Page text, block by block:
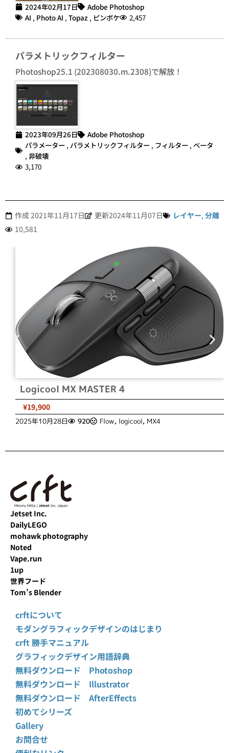
2024年02月17日
Adobe Photoshop
AI , Photo AI , Topaz , ピンボケ 2,457
パラメトリックフィルター
Photoshop25.1 (202308030.m.2308)で解放！
2023年09月26日
Adobe Photoshop
パラメーター , パラメトリックフィルター , フィルター , ベータ
, 非破壊
3,170
作成2021年11月17日 更新2024年11月07日 レイヤー, 分離
10,581
Logicool MX MASTER 4
¥19,900
2025年10月28日 920 Flow, logicool, MX4
Jetset Inc.
DailyLEGO
mohawk photography
Noted
Vape.run
1up
世界フード
Tom’s Blender
crftについて
モダングラフィックデザインのはじまり
crft 勝手マニュアル
グラフィックデザイン用語辞典
無料ダウンロード Photoshop
無料ダウンロード Illustrator
無料ダウンロード AfterEffects
初めてシリーズ
Gallery
お問合せ